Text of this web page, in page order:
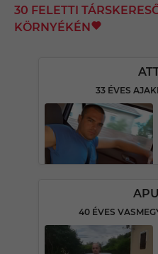
30 FELETTI
KÖRNYÉKÉN
33 ÉVES
40 ÉVES